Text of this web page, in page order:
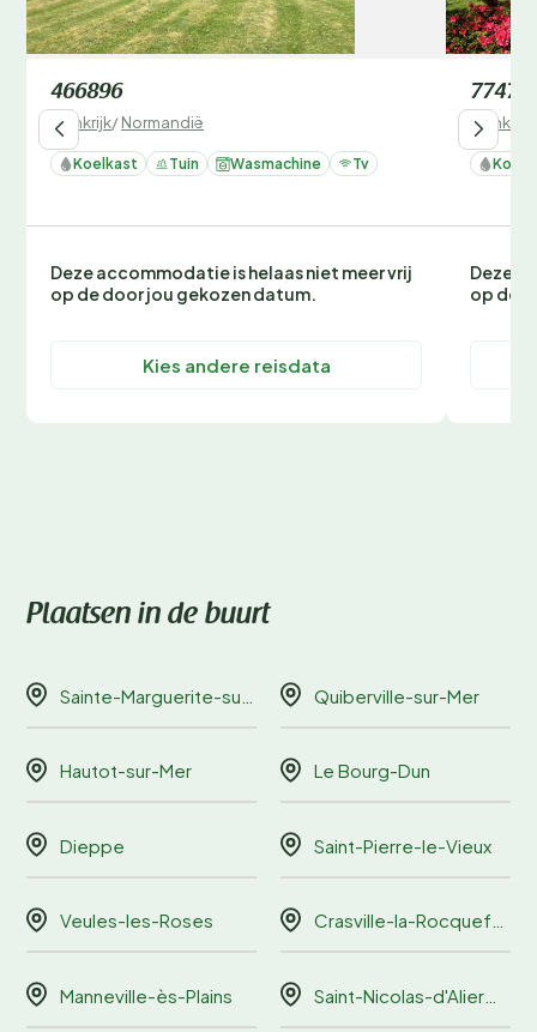
466896
Frankrijk/Normandië
Koelkast Tuin Wasmachine Tv
Deze accommodatie is helaas niet meer vrij
op de door jou gekozen datum.
Kies andere reisdata
77477
Frankrijk
Deze
op de
Plaatsen in de buurt
Sainte-Marguerite-sur-Mer Quiberville-sur-Mer
Hautot-sur-Mer Le Bourg-Dun
Dieppe Saint-Pierre-le-Vieux
Veules-les-Roses Crasville-la-Rocquefort
Manneville-ès-Plains Saint-Nicolas-d'Aliermont